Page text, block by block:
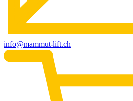
info@mammut-lift.ch